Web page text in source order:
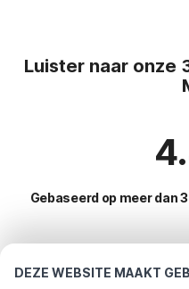
DEZE WEBSITE MAAKT
Luister naar onze
Gebaseerd op meer dan
Meest populaire